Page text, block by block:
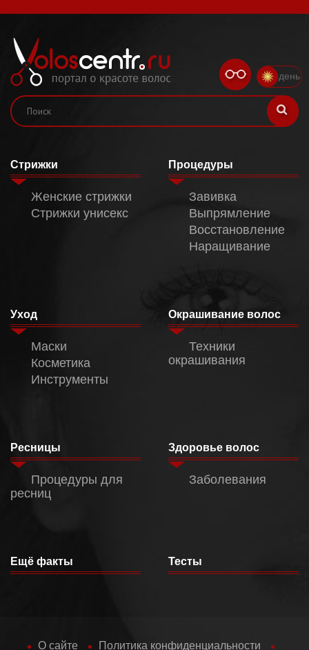
день
Стрижки
Женские стрижки
Стрижки унисекс
Процедуры
Завивка
Выпрямление
Восстановление
Наращивание
Уход
Маски
Косметика
Инструменты
Окрашивание волос
Техники
окрашивания
Ресницы
Процедуры для
ресниц
Здоровье волос
Заболевания
Ещё факты Тесты
О сайте Политика конфиденциальности